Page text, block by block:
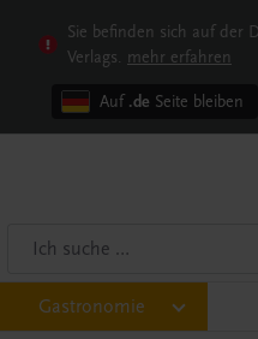
Sie befinden sich auf der
Verlags. mehr erfahren
Auf .de Seite bleiben
Gastronomie